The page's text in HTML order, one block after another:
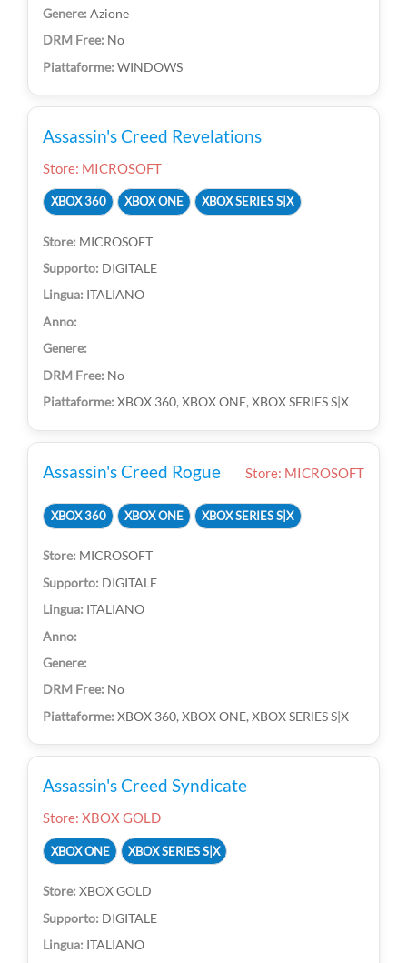
Azione
No
WINDOWS
Assassin's Creed Revelations
Store: MICROSOFT
XBOX 360 XBOX ONE XBOX SERIES S|X
MICROSOFT
DIGITALE
ITALIANO
No
XBOX 360, XBOX ONE, XBOX SERIES S|X
Assassin's Creed Rogue Store: MICROSOFT
XBOX 360 XBOX ONE XBOX SERIES S|X
MICROSOFT
DIGITALE
ITALIANO
No
XBOX 360, XBOX ONE, XBOX SERIES S|X
Assassin's Creed Syndicate
Store: XBOX GOLD
XBOX ONE XBOX SERIES S|X
XBOX GOLD
DIGITALE
ITALIANO